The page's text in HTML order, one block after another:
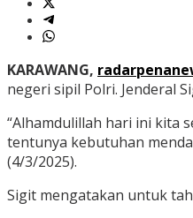
KARAWANG,
negeri sipil Polri. Jenderal
“Alhamdulillah hari ini kita
tentunya kebutuhan
(4/3/2025).
Sigit mengatakan untuk